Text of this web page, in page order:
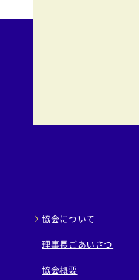
協会について
理事長ごあいさつ
協会概要